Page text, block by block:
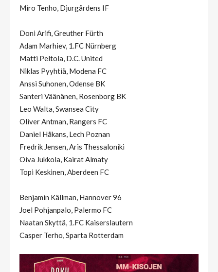
Miro Tenho, Djurgårdens IF
Doni Arifi, Greuther Fürth
Adam Marhiev, 1.FC Nürnberg
Matti Peltola, D.C. United
Niklas Pyyhtiä, Modena FC
Anssi Suhonen, Odense BK
Santeri Väänänen, Rosenborg BK
Leo Walta, Swansea City
Oliver Antman, Rangers FC
Daniel Håkans, Lech Poznan
Fredrik Jensen, Aris Thessaloniki
Oiva Jukkola, Kairat Almaty
Topi Keskinen, Aberdeen FC
Benjamin Källman, Hannover 96
Joel Pohjanpalo, Palermo FC
Naatan Skyttä, 1.FC Kaiserslautern
Casper Terho, Sparta Rotterdam